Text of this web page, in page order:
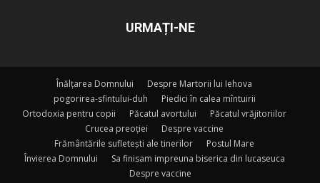
URMAȚI-NE
Înălțarea Domnului
Despre Martorii lui Iehova
pogorirea-sfintului-duh
Piedici în calea mîntuirii
Ortodoxia pentru copii
Păcatul avortului
Păcatul vrăjitoriilor
Crucea preoției
Despre vaccine
Frământările sufletești ale tinerilor
Postul Mare
Învierea Domnului
Sa finisam impreuna biserica din lucaseuca
Despre vaccine